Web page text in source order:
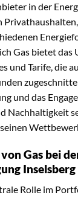
in der
Gas bietet das
und Tarife, die
und das
Nachhaltigkeit
Gas bei
Rolle im